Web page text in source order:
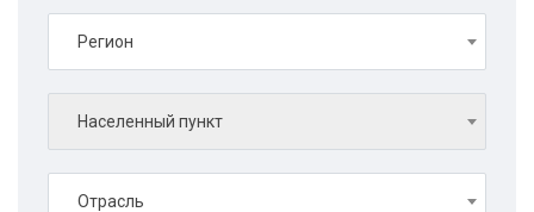
Регион
Населенный пункт
Отрасль